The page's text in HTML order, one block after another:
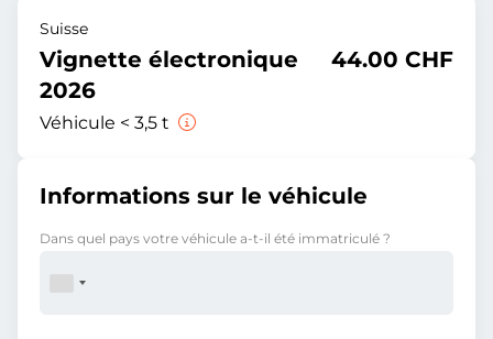
Suisse
Vignette électronique
2026
Véhicule < 3,5 t
44.00 CHF
Informations sur le véhicule
Dans quel pays votre véhicule a-t-il été immatriculé ?